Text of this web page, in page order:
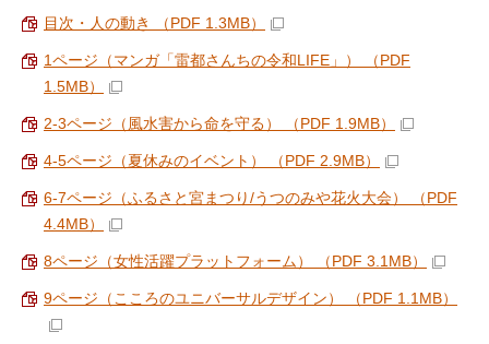
目次・人の動き （PDF 1.3MB）
1ページ（マンガ「雷都さんちの令和LIFE」） （PDF
1.5MB）
2-3ページ（風水害から命を守る） （PDF 1.9MB）
4-5ページ（夏休みのイベント） （PDF 2.9MB）
6-7ページ（ふるさと宮まつり/うつのみや花火大会） （PDF
4.4MB）
8ページ（女性活躍プラットフォーム） （PDF 3.1MB）
9ページ（こころのユニバーサルデザイン） （PDF 1.1MB）